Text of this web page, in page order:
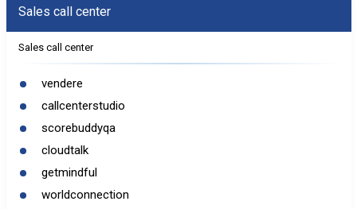
Sales call center
Sales call center
vendere
callcenterstudio
scorebuddyqa
cloudtalk
getmindful
worldconnection